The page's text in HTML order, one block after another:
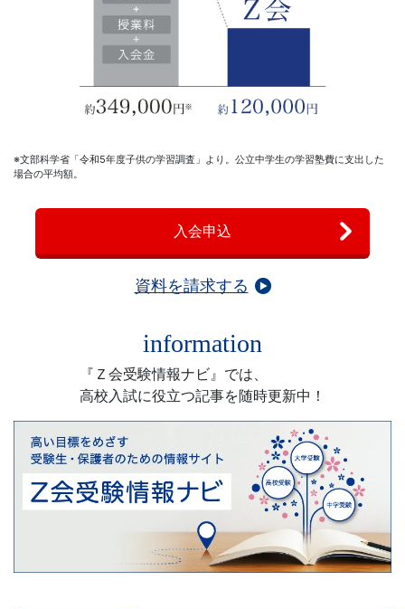
※文部科学省「令和5年度子供の学習調査」より。公立中学生の学習塾費に支出した
場合の平均額。
入会申込
資料を請求する
information
『Ｚ会受験情報ナビ』では、
高校入試に役立つ記事を随時更新中！